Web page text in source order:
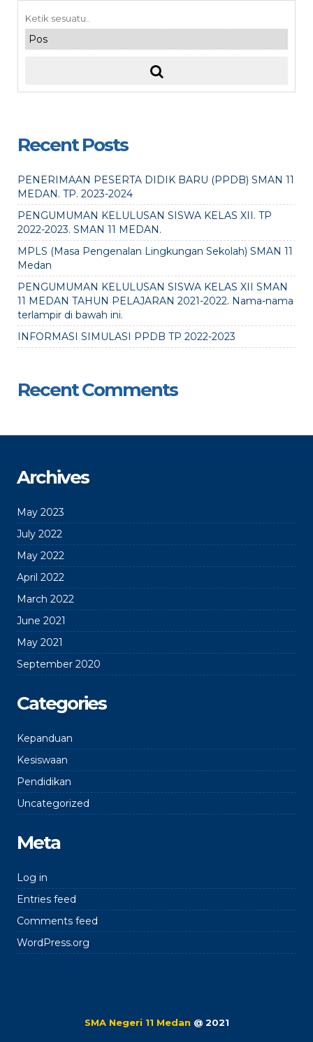
Recent Posts
PENERIMAAN PESERTA DIDIK BARU (PPDB) SMAN 11
MEDAN. TP. 2023-2024
PENGUMUMAN KELULUSAN SISWA KELAS XII. TP
2022-2023. SMAN 11 MEDAN.
MPLS (Masa Pengenalan Lingkungan Sekolah) SMAN 11
Medan
PENGUMUMAN KELULUSAN SISWA KELAS XII SMAN
11 MEDAN TAHUN PELAJARAN 2021-2022. Nama-nama
terlampir di bawah ini.
INFORMASI SIMULASI PPDB TP 2022-2023
Recent Comments
Archives
May 2023
July 2022
May 2022
April 2022
March 2022
June 2021
May 2021
September 2020
Categories
Kepanduan
Kesiswaan
Pendidikan
Uncategorized
Meta
Log in
Entries feed
Comments feed
WordPress.org
SMA Negeri 11 Medan @ 2021